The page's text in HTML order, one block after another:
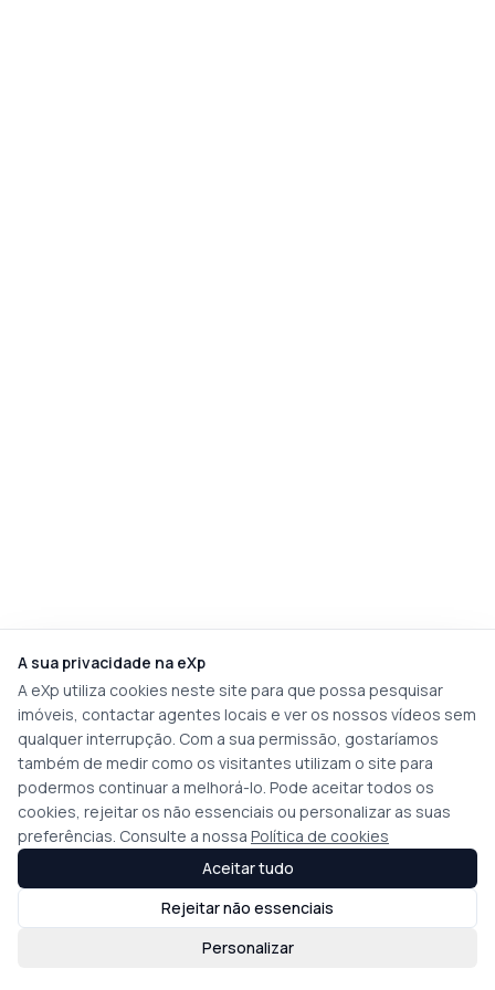
A sua privacidade na eXp
A eXp utiliza cookies neste site para que possa pesquisar
imóveis, contactar agentes locais e ver os nossos vídeos sem
qualquer interrupção. Com a sua permissão, gostaríamos
também de medir como os visitantes utilizam o site para
podermos continuar a melhorá-lo. Pode aceitar todos os
cookies, rejeitar os não essenciais ou personalizar as suas
preferências. Consulte a nossa Política de cookies
Personalizar
Rejeitar não essenciais
Aceitar tudo